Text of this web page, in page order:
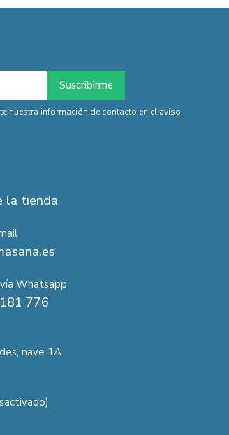
nuestra información de contacto en el aviso
la tienda
Whatsapp
776
nave 1A